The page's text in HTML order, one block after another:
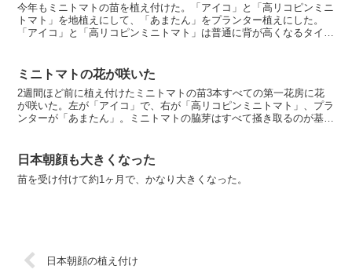
今年もミニトマトの苗を植え付けた。「アイコ」と「高リコピンミニ
トマト」を地植えにして、「あまたん」をプランター植えにした。
「アイコ」と「高リコピンミニトマト」は普通に背が高くなるタイプ
ミニトマトの花が咲いた
2週間ほど前に植え付けたミニトマトの苗3本すべての第一花房に花
が咲いた。左が「アイコ」で、右が「高リコピンミニトマト」、プラ
ンターが「あまたん」。ミニトマトの脇芽はすべて掻き取るのが基本
日本朝顔も大きくなった
苗を受け付けて約1ヶ月で、かなり大きくなった。
日本朝顔の植え付け